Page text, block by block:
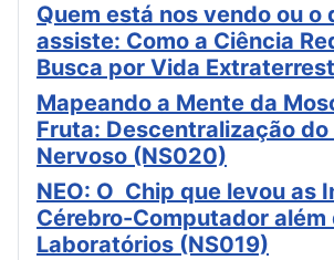
Quem está nos vendo ou o
assiste: Como a Ciência
Busca por Vida
Mapeando a Mente da
Fruta: Descentralização do
Nervoso (NS020)
NEO: O Chip que levou as
Cérebro-Computador além
Laboratórios (NS019)